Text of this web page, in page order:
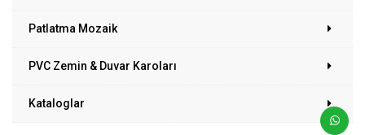
Patlatma Mozaik
PVC Zemin & Duvar Karoları
Kataloglar